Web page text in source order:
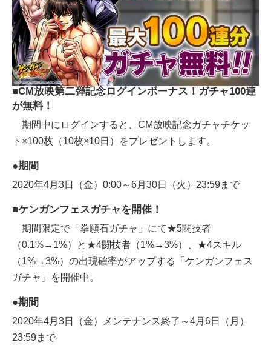
■CM放映第二弾記念ログインボーナス！ガチャ100連
が無料！
期間中にログインすると、CM放映記念ガチャチケッ
ト×100枚（10枚×10日）をプレゼントします。
●期間
2020年4月3日（金）0:00～6月30日（火）23:59まで
■ケンガンフェスガチャを開催！
期間限定で「拳願石ガチャ」にて★5闘技者
（0.1%→1%）と★4闘技者（1%→3%）、★4スキル
（1%→3%）の出現確率がアップする「ケンガンフェス
ガチャ」を開催中。
●期間
2020年4月3日（金）メンテナンス終了～4月6日（月）
23:59まで